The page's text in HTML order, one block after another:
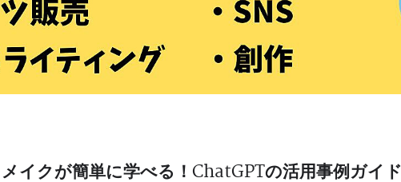
イクが簡単に学べる！ChatGPTの活用事例ガイド